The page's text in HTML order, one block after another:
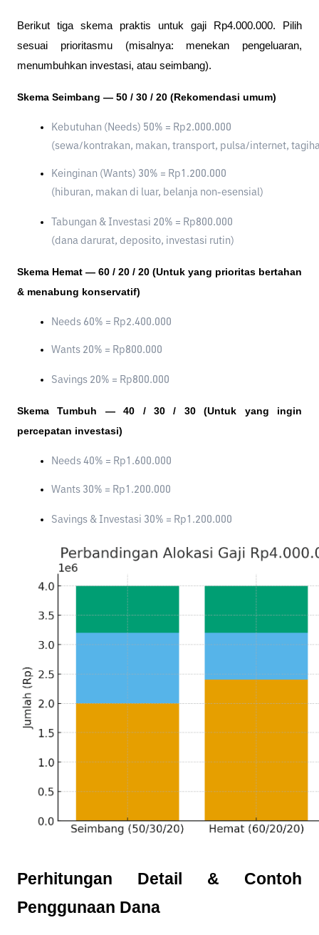
Berikut tiga skema praktis untuk gaji Rp4.000.000. Pilih
sesuai prioritasmu (misalnya: menekan pengeluaran,
menumbuhkan investasi, atau seimbang).
Skema Seimbang — 50 / 30 / 20 (Rekomendasi umum)
Kebutuhan (Needs) 50% = Rp2.000.000
(sewa/kontrakan, makan, transport, pulsa/internet,
Keinginan (Wants) 30% = Rp1.200.000
(hiburan, makan di luar, belanja non-esensial)
Tabungan & Investasi 20% = Rp800.000
(dana darurat, deposito, investasi rutin)
Skema Hemat — 60 / 20 / 20 (Untuk yang prioritas bertahan
& menabung konservatif)
Needs 60% = Rp2.400.000
Wants 20% = Rp800.000
Savings 20% = Rp800.000
Skema Tumbuh — 40 / 30 / 30 (Untuk yang ingin
percepatan investasi)
Needs 40% = Rp1.600.000
Wants 30% = Rp1.200.000
Savings & Investasi 30% = Rp1.200.000
Perhitungan Detail & Contoh
Penggunaan Dana